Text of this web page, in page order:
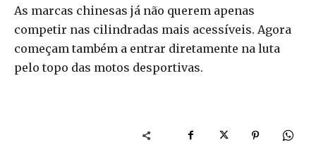
As marcas chinesas já não querem apenas
competir nas cilindradas mais acessíveis. Agora
começam também a entrar diretamente na luta
pelo topo das motos desportivas.